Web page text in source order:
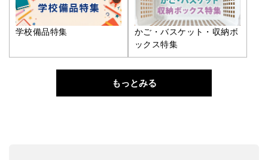
学校備品特集
かご・バスケット・収納ボ
ックス特集
もっとみる